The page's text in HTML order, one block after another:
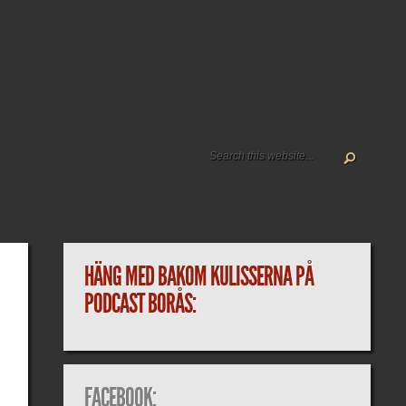
HÄNG MED BAKOM KULISSERNA PÅ
PODCAST BORÅS:
FACEBOOK: